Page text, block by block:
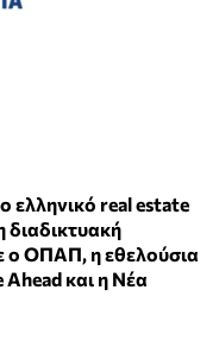
ελληνικό real estate
διαδικτυακή
ο ΟΠΑΠ, η εθελούσια
και η Νέα